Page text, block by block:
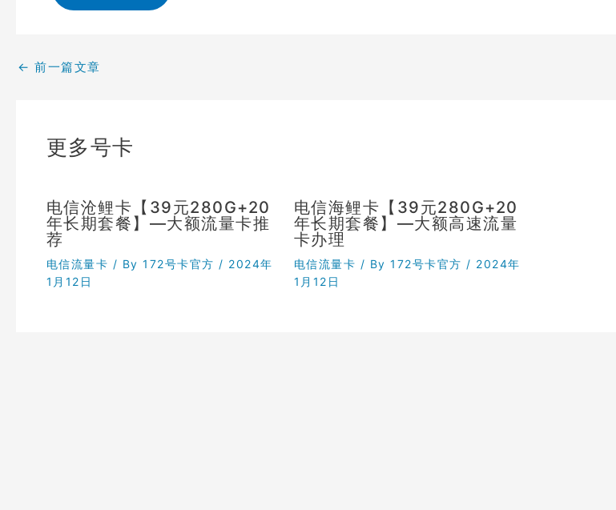
← 前一篇文章
更多号卡
电信沧鲤卡【39元280G+20
年长期套餐】—大额流量卡推
荐
电信流量卡 / By 172号卡官方 / 2024年
1月12日
电信海鲤卡【39元280G+20
年长期套餐】—大额高速流量
卡办理
电信流量卡 / By172号卡官方 / 2024年
1月12日